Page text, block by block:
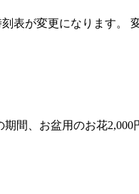
表が変更になります。
期間、お盆用のお花